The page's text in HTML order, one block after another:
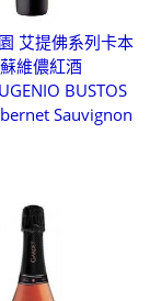
艾提佛系列卡本
維儂紅酒
BUSTOS
Sauvignon